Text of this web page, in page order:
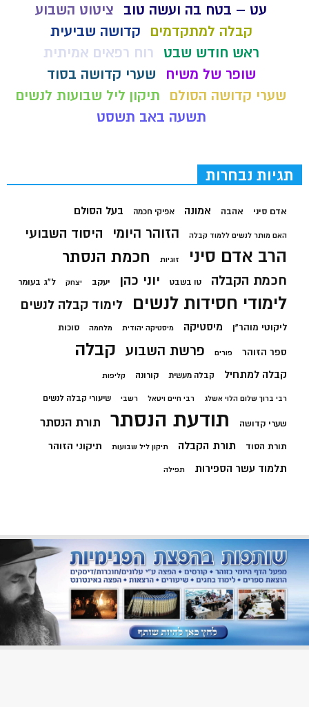
עט – בטח בה ועשה טוב
ציטוט השבוע
קבלה למתקדמים
קדושה שביעית
ראש חודש שבט
רוח רפאים אמיתית
שופר של משיח
שערי קדושה בסוד
שערי קדושה הסולם
תיקון ליל שבועות לנשים
תשעה באב תשסט
תגיות נבחרות
אדם סיני אהבה אמונה אפיקי חכמה בעל הסולם
האם מותר לנשים ללמוד קבלה הזוהר היומי היסוד השבועי
הרב אדם סיני זוגיות חכמת הנסתר
חכמת הקבלה טו בשבט יוני כהן יעקב יצחק ל"ג בעומר
לימודי חסידות לנשים לימוד קבלה לנשים
ליקוטי מוהר"ן מיסטיקה מיסטיקה יהודית מלחמה סוכות
ספר הזוהר פורים פרשת השבוע קבלה
קבלה למתחיל קבלה מעשית קורונה קליפות
רבי ברוך שלום הלוי אשלג רבי חיים ויטאל רשבי שיעורי קבלה לנשים
שערי קדושה תודעת הנסתר תורת הנסתר
תורת הסוד תורת הקבלה תיקון ליל שבועות תיקוני הזוהר
תלמוד עשר הספירות תפילה